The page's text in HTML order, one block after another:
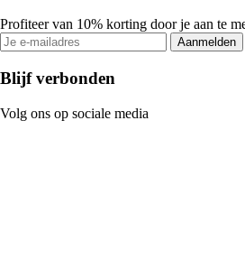
Profiteer van 10% korting door je aan te
Aanmelden
Blijf verbonden
Volg ons op sociale media